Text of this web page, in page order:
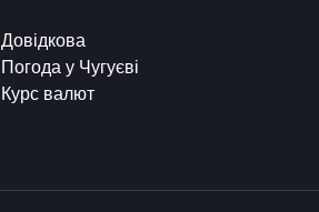
Довідкова
Погода у Чугуєві
Курс валют